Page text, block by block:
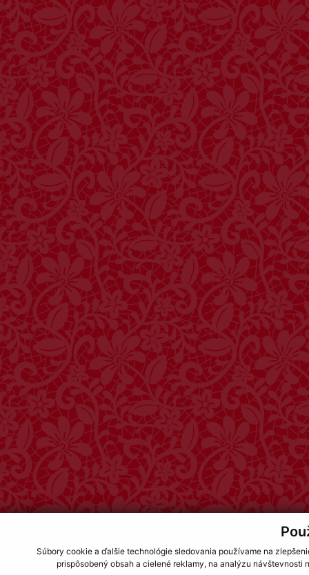
Súbory cookie a ďalšie technológie sledovania používame na
prispôsobený obsah a cielené reklamy, na analýzu